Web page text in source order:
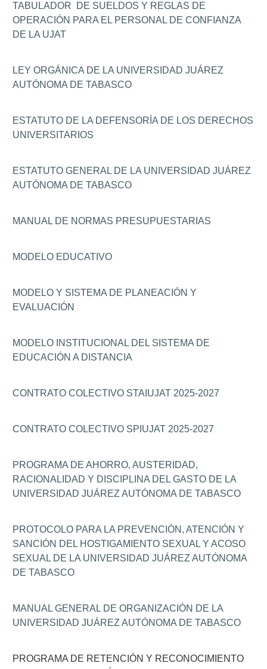
TABULADOR DE SUELDOS Y REGLAS DE
OPERACIÓN PARA EL PERSONAL DE CONFIANZA
DE LA UJAT
LEY ORGÁNICA DE LA UNIVERSIDAD JUÁREZ
AUTÓNOMA DE TABASCO
ESTATUTO DE LA DEFENSORÍA DE LOS DERECHOS
UNIVERSITARIOS
ESTATUTO GENERAL DE LA UNIVERSIDAD JUÁREZ
AUTÓNOMA DE TABASCO
MANUAL DE NORMAS PRESUPUESTARIAS
MODELO EDUCATIVO
MODELO Y SISTEMA DE PLANEACIÓN Y
EVALUACIÓN
MODELO INSTITUCIONAL DEL SISTEMA DE
EDUCACIÓN A DISTANCIA
CONTRATO COLECTIVO STAIUJAT 2025-2027
CONTRATO COLECTIVO SPIUJAT 2025-2027
PROGRAMA DE AHORRO, AUSTERIDAD,
RACIONALIDAD Y DISCIPLINA DEL GASTO DE LA
UNIVERSIDAD JUÁREZ AUTÓNOMA DE TABASCO
PROTOCOLO PARA LA PREVENCIÓN, ATENCIÓN Y
SANCIÓN DEL HOSTIGAMIENTO SEXUAL Y ACOSO
SEXUAL DE LA UNIVERSIDAD JUÁREZ AUTÓNOMA
DE TABASCO
MANUAL GENERAL DE ORGANIZACIÓN DE LA
UNIVERSIDAD JUÁREZ AUTÓNOMA DE TABASCO
PROGRAMA DE RETENCIÓN Y RECONOCIMIENTO